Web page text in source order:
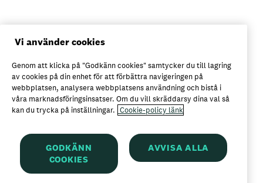
Personuppgiftspolicy
Axfoods integritetspolicy
Här kan du köpa Garant
Vi använder cookies
Genom att klicka på "Godkänn cookies" samtycker du till lagring
av cookies på din enhet för att förbättra navigeringen på
webbplatsen, analysera webbplatsens användning och bistå i
våra marknadsföringsinsatser. Om du vill skräddarsy dina val så
kan du trycka på inställningar. Cookie-policy länk
GODKÄNN
COOKIES
AVVISA ALLA